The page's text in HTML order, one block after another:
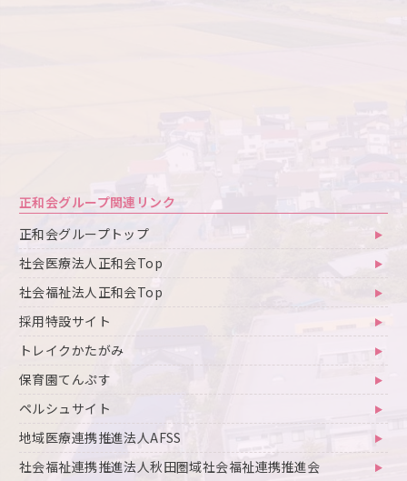
正和会グループ関連リンク
正和会グループトップ
社会医療法人正和会Top
社会福祉法人正和会Top
採用特設サイト
トレイクかたがみ
保育園てんぷす
ペルシュサイト
地域医療連携推進法人AFSS
社会福祉連携推進法人秋田圏域社会福祉連携推進会